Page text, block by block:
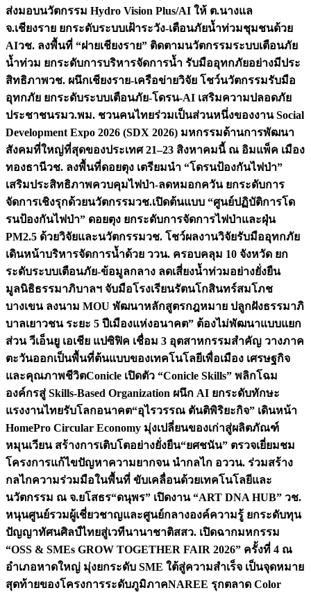
ส่งมอบนวัตกรรม Hydro Vision Plus/AI ให้ ต.นางแล
จ.เชียงราย ยกระดับระบบเฝ้าระวัง-เตือนภัยน้ำท่วมชุมชนด้วย
AIวช. ลงพื้นที่ “ฝายเชียงราย” ติดตามนวัตกรรมระบบเตือนภัย
น้ำท่วม ยกระดับการบริหารจัดการน้ำ รับมืออุทกภัยอย่างมีประ
สิทธิภาพวช. ผนึกเชียงราย-เครือข่ายวิจัย โชว์นวัตกรรมรับมือ
อุทกภัย ยกระดับระบบเตือนภัย-โดรน-AI เสริมความปลอดภัย
ประชาชนรมว.พม. ชวนคนไทยร่วมเป็นส่วนหนึ่งของงาน Social
Development Expo 2026 (SDX 2026) มหกรรมด้านการพัฒนา
สังคมที่ใหญ่ที่สุดของประเทศ 21–23 สิงหาคมนี้ ณ อิมแพ็ค เมือง
ทองธานีวช. ลงพื้นที่ดอยตุง เตรียมนำ “โดรนป้องกันไฟป่า”
เสริมประสิทธิภาพควบคุมไฟป่า-ลดหมอกควัน ยกระดับการ
จัดการเชิงรุกด้วยนวัตกรรมวช.เปิดต้นแบบ “ศูนย์ปฏิบัติการโด
รนป้องกันไฟป่า” ดอยตุง ยกระดับการจัดการไฟป่าและฝุ่น
PM2.5 ด้วยวิจัยและนวัตกรรมวช. โชว์ผลงานวิจัยรับมืออุทกภัย
เดินหน้าบริหารจัดการน้ำด้วย ววน. ครอบคลุม 10 จังหวัด ยก
ระดับระบบเตือนภัย-ข้อมูลกลาง ลดเสี่ยงน้ำท่วมอย่างยั่งยืน
มูลนิธิธรรมาภิบาลฯ จับมือโรงเรียนรัตนโกสินทร์สมโภช
บางเขน ลงนาม MOU พัฒนาหลักสูตรกฎหมาย ปลูกฝังธรรมาภิ
บาลเยาวชน ระยะ 5 ปีเมืองแห่งอนาคต” ต้องไม่พัฒนาแบบแยก
ส่วน วีเอ็นยู เอเชีย แปซิฟิค เชื่อม 3 อุตสาหกรรมสำคัญ วางภาค
ตะวันออกเป็นพื้นที่ต้นแบบของเทคโนโลยีเพื่อเมือง เศรษฐกิจ
และคุณภาพชีวิตConicle เปิดตัว “Conicle Skills” พลิกโฉม
องค์กรสู่ Skills-Based Organization ผนึก AI ยกระดับทักษะ
แรงงานไทยรับโลกอนาคต“อุไรวรรณ ตันติพิริยะกิจ” เดินหน้า
HomePro Circular Economy มุ่งเปลี่ยนของเก่าสู่ผลิตภัณฑ์
หมุนเวียน สร้างการเติบโตอย่างยั่งยืน“ยศชนัน” ตรวจเยี่ยมชม
โครงการแก้ไขปัญหาความยากจน นำกลไก อววน. ร่วมสร้าง
กลไกความร่วมมือในพื้นที่ ขับเคลื่อนด้วยเทคโนโลยีและ
นวัตกรรม ณ จ.ยโสธร“ดนุพร” เปิดงาน “ART DNA HUB” วช.
หนุนศูนย์รวมผู้เชี่ยวชาญและศูนย์กลางองค์ความรู้ ยกระดับทุน
ปัญญาทัศนศิลป์ไทยสู่เวทีนานาชาติสสว. เปิดฉากมหกรรม
“OSS & SMEs GROW TOGETHER FAIR 2026” ครั้งที่ 4 ณ
อำเภอหาดใหญ่ มุ่งยกระดับ SME ใต้สู่ความสำเร็จ เป็นจุดหมาย
สุดท้ายของโครงการระดับภูมิภาคNAREE รุกตลาด Color